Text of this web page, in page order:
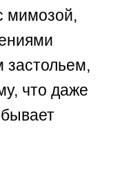
мимозой,
застольем,
что даже